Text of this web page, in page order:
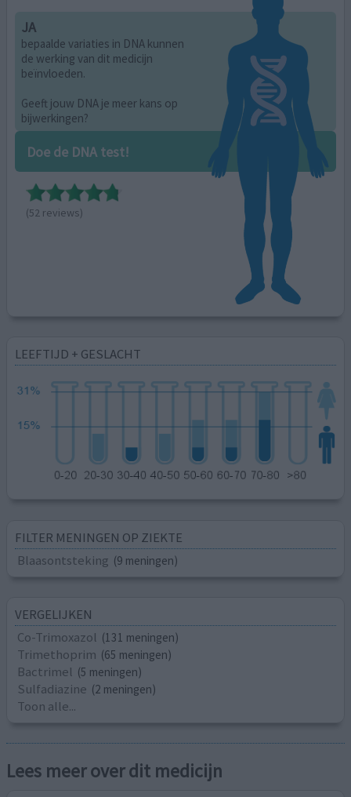
JA
bepaalde variaties in DNA kunnen
de werking van dit medicijn
beïnvloeden.
Geeft jouw DNA je meer kans op
bijwerkingen?
Doe de DNA test!
(52 reviews)
LEEFTIJD + GESLACHT
FILTER MENINGEN OP ZIEKTE
Blaasontsteking (9 meningen)
VERGELIJKEN
Co-Trimoxazol (131 meningen)
Trimethoprim (65 meningen)
Bactrimel (5 meningen)
Sulfadiazine (2 meningen)
Toon alle...
Lees meer over dit medicijn